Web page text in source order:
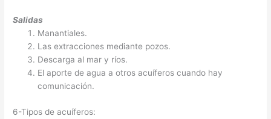
Salidas
Manantiales.
Las extracciones mediante pozos.
Descarga al mar y ríos.
El aporte de agua a otros acuíferos cuando hay
comunicación.
6-Tipos de acuíferos: